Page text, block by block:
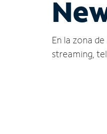
En la zona
streaming,